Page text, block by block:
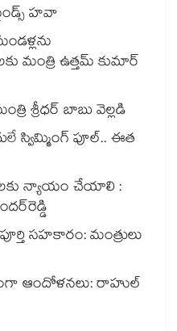
హవా
మంత్రి ఉత్తమ్ కుమార్
శ్రీధర్ బాబు వెల్లడి
స్విమ్మింగ్ పూల్.. ఈత
న్యాయం చేయాలి :
సహకారం: మంత్రులు
ఆందోళనలు: రాహుల్